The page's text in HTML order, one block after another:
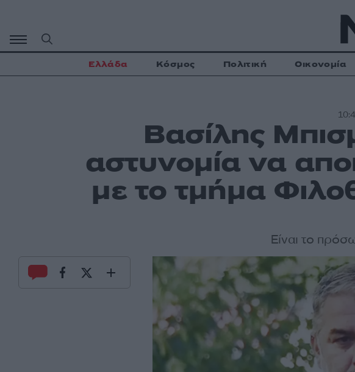
περιεχόμενο
Ελλάδα Κόσμος Πολιτική Οικονομία
Βασίλης
αστυνομία να
με το τμήμα
Είναι το